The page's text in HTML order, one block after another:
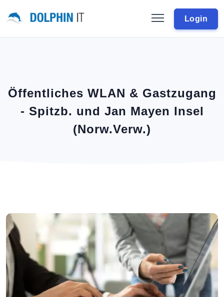
Login
Öffentliches WLAN & Gastzugang
- Spitzb. und Jan Mayen Insel
(Norw.Verw.)